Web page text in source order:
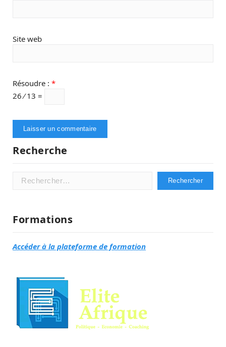
Site web
Résoudre : *
26 ⁄ 13 =
Recherche
Rechercher :
Formations
Accéder à la plateforme de formation